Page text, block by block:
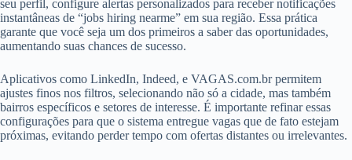
seu perfil, configure alertas personalizados para receber notificações
instantâneas de “jobs hiring nearme” em sua região. Essa prática
garante que você seja um dos primeiros a saber das oportunidades,
aumentando suas chances de sucesso.
Aplicativos como LinkedIn, Indeed, e VAGAS.com.br permitem
ajustes finos nos filtros, selecionando não só a cidade, mas também
bairros específicos e setores de interesse. É importante refinar essas
configurações para que o sistema entregue vagas que de fato estejam
próximas, evitando perder tempo com ofertas distantes ou irrelevantes.